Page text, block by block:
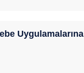
Uygulamalarına